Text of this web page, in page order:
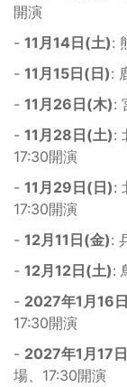
開演
- 11月14日(土):
- 11月15日(日):
- 11月26日(木):
- 11月28日(土):
17:30開演
- 11月29日(日):
17:30開演
- 12月11日(金):
- 12月12日(土):
- 2027年1月16
17:30開演
- 2027年1月17
場、17:30開演